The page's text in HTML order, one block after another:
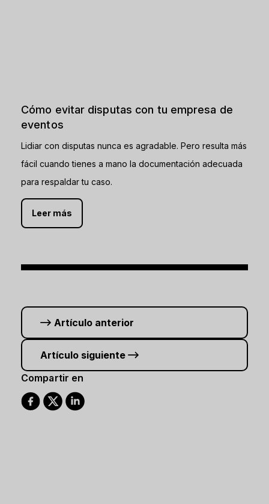
Cómo evitar disputas con tu empresa de
eventos
Lidiar con disputas nunca es agradable. Pero resulta más
fácil cuando tienes a mano la documentación adecuada
para respaldar tu caso.
Leer más
Artículo anterior
Artículo siguiente
Compartir en